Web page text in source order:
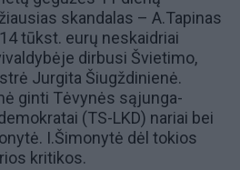
skandalas – A.Tapinas
tūkst. eurų neskaidriai
dirbusi Švietimo,
Jurgita Šiugždinienė.
ginti Tėvynės sąjunga-
(TS-LKD) nariai bei
. I.Šimonytė dėl tokios
kritikos.